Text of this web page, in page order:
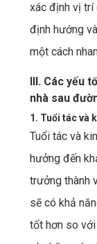
xác định vị trí
định hướng
một cách
III. Các yếu
nhà sau
1. Tuổi tác và
Tuổi tác và
hưởng đến
trưởng thành
sẽ có khả
tốt hơn so